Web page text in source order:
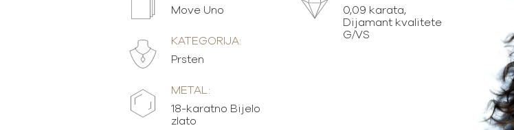
Move Uno
KATEGORIJA:
Prsten
METAL:
18-karatno Bijelo
zlato
0,09 karata,
Dijamant kvalitete
G/VS